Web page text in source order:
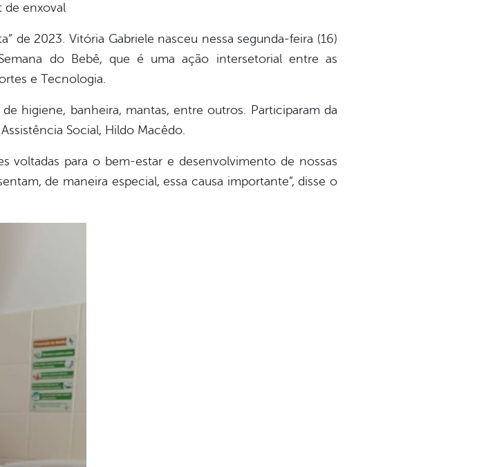
de enxoval
de 2023. Vitória Gabriele nasceu nessa segunda-feira (16)
do Bebê, que é uma ação intersetorial entre as
e Tecnologia.
higiene, banheira, mantas, entre outros. Participaram da
Social, Hildo Macêdo.
voltadas para o bem-estar e desenvolvimento de nossas
de maneira especial, essa causa importante”, disse o